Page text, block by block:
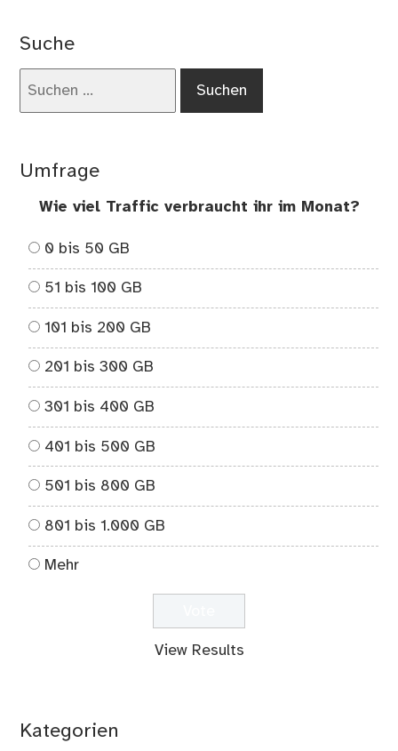
Suche
Umfrage
Wie viel Traffic verbraucht ihr im Monat?
0 bis 50 GB
51 bis 100 GB
101 bis 200 GB
201 bis 300 GB
301 bis 400 GB
401 bis 500 GB
501 bis 800 GB
801 bis 1.000 GB
Mehr
View Results
Kategorien